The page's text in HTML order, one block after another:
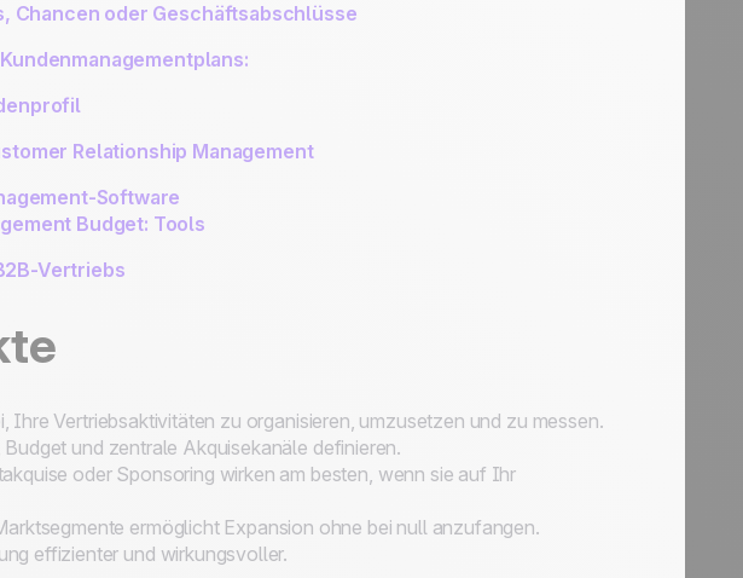
Chancen oder Geschäftsabschlüsse
Relationship Management
Software
Budget: Tools
Vertriebs
Ihre Vertriebsaktivitäten zu organisieren, umzusetzen und zu messen.
und zentrale Akquisekanäle definieren.
oder Sponsoring wirken am besten, wenn sie auf Ihr
ermöglicht Expansion ohne bei null anzufangen.
effizienter und wirkungsvoller.